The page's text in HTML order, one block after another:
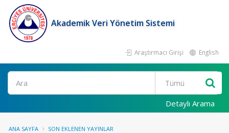
Akademik Veri Yönetim Sistemi
Araştırmacı Girişi English
Ara
Detaylı Arama
ANA SAYFA SON EKLENEN YAYINLAR